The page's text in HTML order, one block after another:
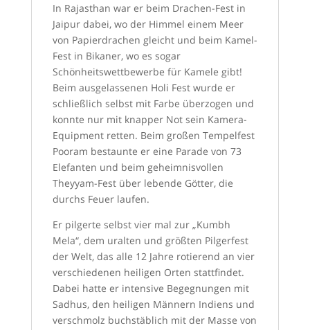
In Rajasthan war er beim Drachen-Fest in
Jaipur dabei, wo der Himmel einem Meer
von Papierdrachen gleicht und beim Kamel-
Fest in Bikaner, wo es sogar
Schönheitswettbewerbe für Kamele gibt!
Beim ausgelassenen Holi Fest wurde er
schließlich selbst mit Farbe überzogen und
konnte nur mit knapper Not sein Kamera-
Equipment retten. Beim großen Tempelfest
Pooram bestaunte er eine Parade von 73
Elefanten und beim geheimnisvollen
Theyyam-Fest über lebende Götter, die
durchs Feuer laufen.
Er pilgerte selbst vier mal zur „Kumbh
Mela“, dem uralten und größten Pilgerfest
der Welt, das alle 12 Jahre rotierend an vier
verschiedenen heiligen Orten stattfindet.
Dabei hatte er intensive Begegnungen mit
Sadhus, den heiligen Männern Indiens und
verschmolz buchstäblich mit der Masse von